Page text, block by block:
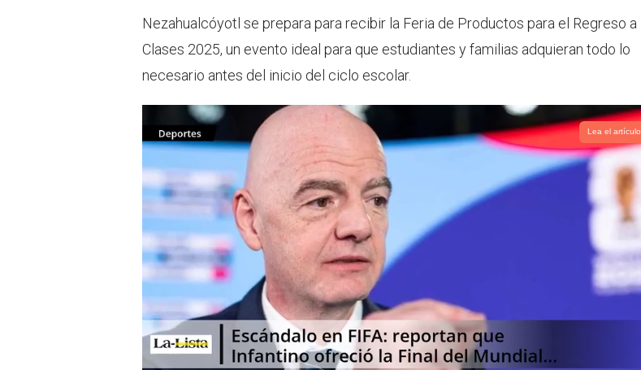
s
p
p
Nezahualcóyotl se prepara para recibir la Feria de Productos para el Regreso a
Clases 2025, un evento ideal para que estudiantes y familias adquieran todo lo
necesario antes del inicio del ciclo escolar.
Lea el artículo